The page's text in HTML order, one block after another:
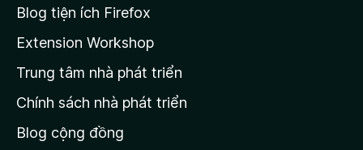
r
n
g
c
ủ
Blog tiện ích Firefox
Extension Workshop
Trung tâm nhà phát triển
Chính sách nhà phát triển
Blog cộng đồng